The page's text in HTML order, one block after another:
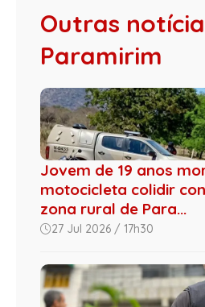
Outras
Paramirim
Jovem de 19 anos
motocicleta colidir
zona rural de Para...
27 Jul 2026 / 17h30